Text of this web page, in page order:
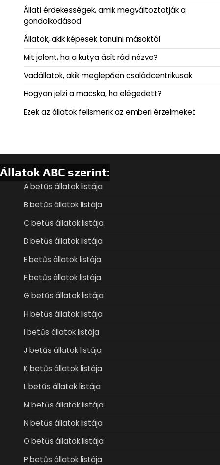
Állati érdekességek, amik megváltoztatják a
gondolkodásod
Állatok, akik képesek tanulni másoktól
Mit jelent, ha a kutya ásít rád nézve?
Vadállatok, akik meglepően családcentrikusak
Hogyan jelzi a macska, ha elégedett?
Ezek az állatok felismerik az emberi érzelmeket
Állatok ABC szerint:
A betűs állatok listája
B betűs állatok listája
C betűs állatok listája
D betűs állatok listája
E betűs állatok listája
F betűs állatok listája
G betűs állatok listája
H betűs állatok listája
I betűs állatok listája
J betűs állatok listája
K betűs állatok listája
L betűs állatok listája
M betűs állatok listája
N betűs állatok listája
O betűs állatok listája
P betűs állatok listája